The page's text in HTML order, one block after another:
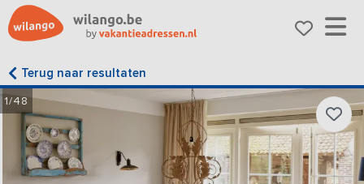
Terug naar resultaten
1/48